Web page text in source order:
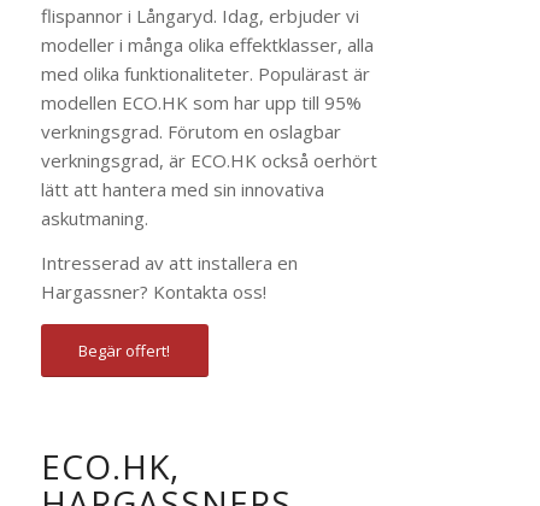
flispannor i Långaryd. Idag, erbjuder vi
modeller i många olika effektklasser, alla
med olika funktionaliteter. Populärast är
modellen ECO.HK som har upp till 95%
verkningsgrad. Förutom en oslagbar
verkningsgrad, är ECO.HK också oerhört
lätt att hantera med sin innovativa
askutmaning.
Intresserad av att installera en
Hargassner? Kontakta oss!
Begär offert!
ECO.HK,